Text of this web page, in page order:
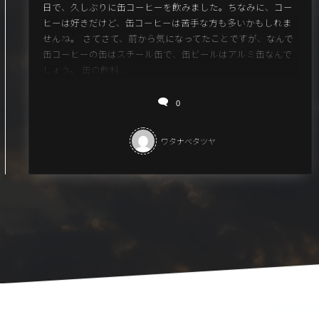
日で、久しぶりに缶コーヒーを飲みました。ちなみに、コー
ヒーは好きだけど、缶コーヒーは苦手な方も多いかもしれま
せんね。 さてさて、前から気になってたことですが、なんで
缶コーヒーの缶はスチール缶で、缶ビールはアルミ缶なんで
しょう。 缶の飲料...
0
ワタナベタツヤ